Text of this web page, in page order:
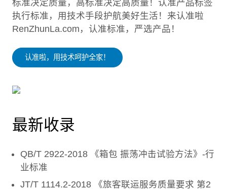
标准决定质量，高标准决定高质量！认准产品标签
执行标准，用技术手段护航美好生活！来认准啦
RenZhunLa.com，认准标准，严选产品！
认准啦，用技术呵护全家！
最新收录
QB/T 2922-2018 《箱包 振荡冲击试验方法》-行
业标准
JT/T 1114.2-2018 《旅客联运服务质量要求 第2